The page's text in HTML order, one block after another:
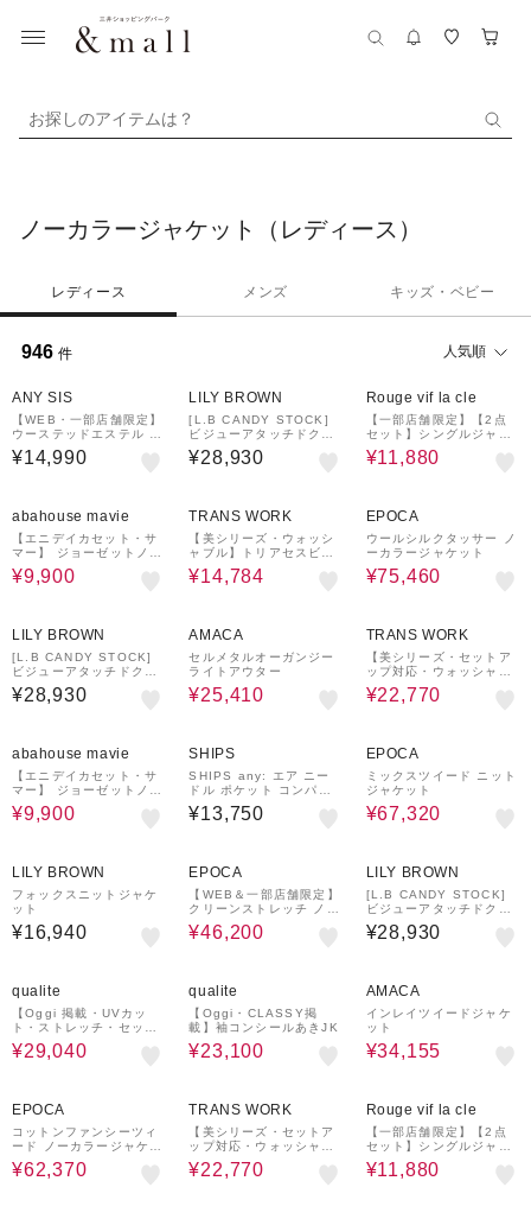
お探しのアイテムは？
ノーカラージャケット（レディース）
レディース メンズ キッズ・ベビー
946 件 人気順
ANY SIS
【WEB・一部店舗限定】
ウーステッドエステル カ
ラーレスジャケット
¥14,990
LILY BROWN
[L.B CANDY STOCK]
ビジューアタッチドクラ
シックジャケット
¥28,930
Rouge vif la cle
【一部店舗限定】【2点
セット】シングルジャケ
ット×キャミワンピSET
¥11,880
abahouse mavie
【エニデイカセット・サ
マー】 ジョーゼットノー
カラージャケット
¥9,900
TRANS WORK
【美シリーズ・ウォッシ
ャブル】トリアセスビン
ダイアゴナルジャケット
¥14,784
EPOCA
ウールシルクタッサー ノ
ーカラージャケット
¥75,460
LILY BROWN
[L.B CANDY STOCK]
ビジューアタッチドクラ
シックジャケット
¥28,930
AMACA
セルメタルオーガンジー
ライトアウター
¥25,410
TRANS WORK
【美シリーズ・セットア
ップ対応・ウォッシャブ
ル】バックサテンジョー
ゼットジャケット
¥22,770
abahouse mavie
【エニデイカセット・サ
マー】 ジョーゼットノー
カラージャケット
¥9,900
SHIPS
SHIPS any: エア ニー
ドル ポケット コンパク
ト ノーカラー ジャケッ
ト
¥13,750
EPOCA
ミックスツイード ニット
ジャケット
¥67,320
LILY BROWN
フォックスニットジャケ
ット
¥16,940
EPOCA
【WEB＆一部店舗限定】
クリーンストレッチ ノー
カラージャケット
¥46,200
LILY BROWN
[L.B CANDY STOCK]
ビジューアタッチドクラ
シックジャケット
¥28,930
qualite
【Oggi 掲載・UVカッ
ト・ストレッチ・セット
アップ対応】ドライカル
ゼノーカラ
¥29,040
qualite
【Oggi・CLASSY掲
載】袖コンシールあきJK
¥23,100
AMACA
インレイツイードジャケ
ット
¥34,155
EPOCA
コットンファンシーツィ
ード ノーカラージャケッ
ト
¥62,370
TRANS WORK
【美シリーズ・セットア
ップ対応・ウォッシャブ
ル】バックサテンジョー
ゼットジャケット
¥22,770
Rouge vif la cle
【一部店舗限定】【2点
セット】シングルジャケ
ット×キャミワンピSET
¥11,880